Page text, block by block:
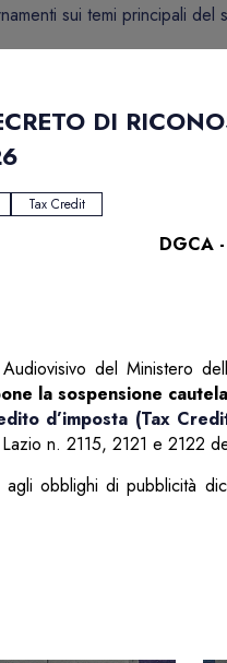
sui temi principali del
DI
Tax Credit
DGCA
del Ministero
la sospensione
d’imposta (Tax
n. 2115, 2121 e 2122
agli obblighi di pubblicità